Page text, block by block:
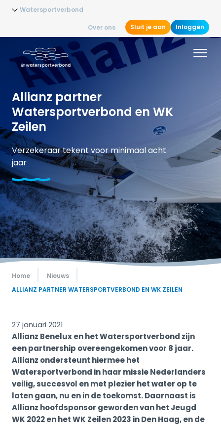
Watersportverbond
Over ons Sluit je aan Inloggen
Allianz partner
Watersportverbond en WK
Zeilen
Verzekeraar tekent voor minimaal acht
jaar
Home
Nieuws
ALLIANZ PARTNER WATERSPORTVERBOND EN WK ZEILEN
27 januari 2021
Allianz Benelux en het Watersportverbond zijn
een partnership overeengekomen voor 8 jaar.
Allianz ondersteunt hiermee het
Watersportverbond in haar missie Nederlanders
veilig, succesvol en met plezier het water op te
laten gaan, nu en in de toekomst. Daarnaast is
Allianz hoofdsponsor geworden van het Jeugd
WK 2022 en het WK Zeilen 2023 in Den Haag, en de